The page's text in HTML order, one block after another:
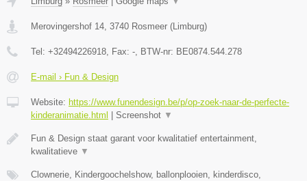
Merovingershof 14 3740 Rosmeer (Limburg)
Tel: +32494226918 , Fax: - , BTW-nr: BE0874.544.278
E-mail › Fun & Design
Website: https://www.funendesign.be/p/op-zoek-naar-de-perfecte-
kinderanimatie.html | Screenshot ▼
Fun & Design staat garant voor kwalitatief entertainment,
kwalitatieve ▼
Clownerie, Kindergoochelshow, ballonplooien, kinderdisco,